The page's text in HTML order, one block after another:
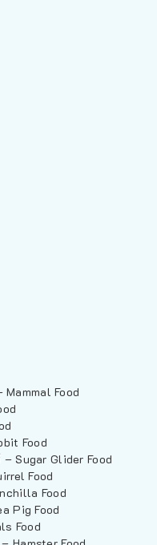
Food
Food
Sugar Glider Food
Food
Food
Pig Food
Food